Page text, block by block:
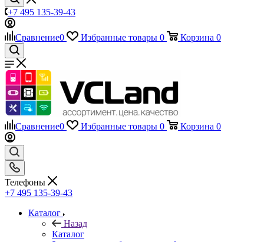
Сравнение0
Сравнение 0 Избранные товары 0
Телефоны
+7 495 135-39-43
Каталог
Каталог
Запчасти для мобильных телефонов